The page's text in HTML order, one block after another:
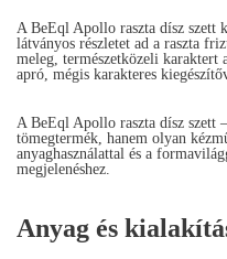
A BeEql Apollo raszta dísz szett
látványos részletet ad a raszta
meleg, természetközeli karaktert
apró, mégis karakteres
A BeEql Apollo raszta dísz szett
tömegtermék, hanem olyan
anyaghasználattal és a
megjelenéshez.
Anyag és